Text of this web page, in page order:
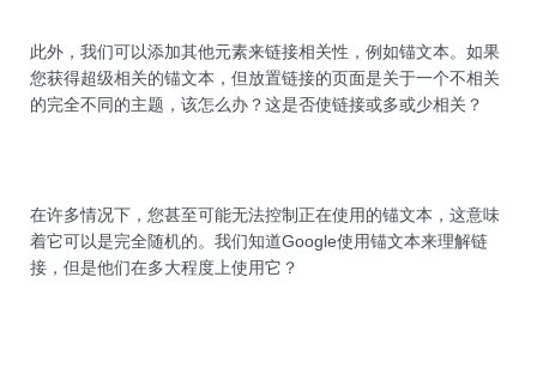
此外，我们可以添加其他元素来链接相关性，例如锚文本。如果
您获得超级相关的锚文本，但放置链接的页面是关于一个不相关
的完全不同的主题，该怎么办？这是否使链接或多或少相关？
在许多情况下，您甚至可能无法控制正在使用的锚文本，这意味
着它可以是完全随机的。我们知道Google使用锚文本来理解链
接，但是他们在多大程度上使用它？